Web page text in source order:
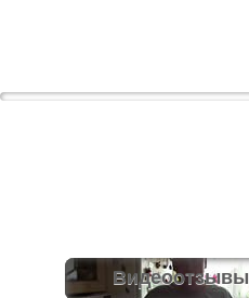
Видеоотзывы